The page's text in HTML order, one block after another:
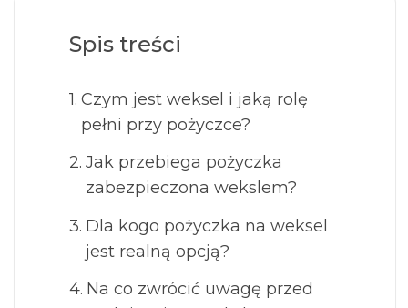
Spis treści
Czym jest weksel i jaką rolę
pełni przy pożyczce?
Jak przebiega pożyczka
zabezpieczona wekslem?
Dla kogo pożyczka na weksel
jest realną opcją?
Na co zwrócić uwagę przed